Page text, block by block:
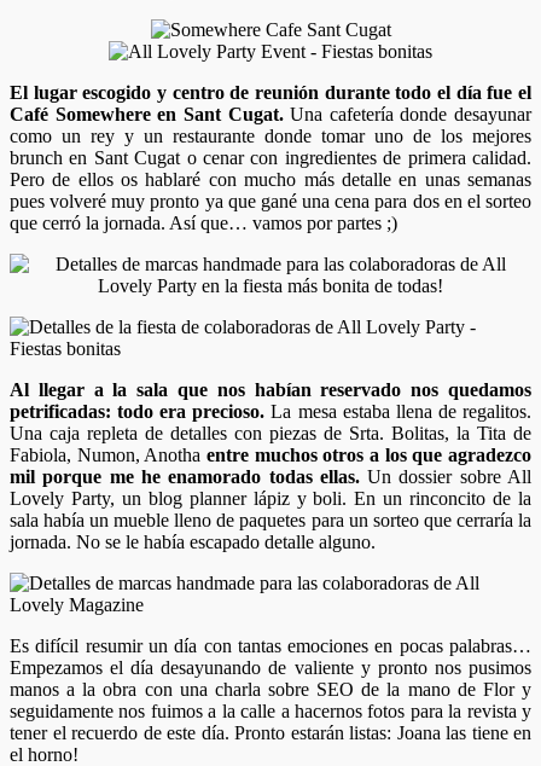
El lugar escogido y centro de reunión durante todo el día fue el
Café Somewhere en Sant Cugat.Una cafetería donde desayunar
como un rey y un restaurante donde tomar uno de los mejores
brunch en Sant Cugat o cenar con ingredientes de primera calidad.
Pero de ellos os hablaré con mucho más detalle en unas semanas
pues volveré muy pronto ya que gané una cena para dos en el sorteo
que cerró la jornada. Así que… vamos por partes ;)
Al llegar a la sala que nos habían reservado nos quedamos
petrificadas: todo era precioso. La mesa estaba llena de regalitos.
Una caja repleta de detalles con piezas de Srta. Bolitas, la Tita de
Fabiola, Numon, Anotha entre muchos otros a los que agradezco
mil porque me he enamorado todas ellas.Un dossier sobre All
Lovely Party, un blog planner lápiz y boli. En un rinconcito de la
sala había un mueble lleno de paquetes para un sorteo que cerraría la
jornada. No se le había escapado detalle alguno.
Es difícil resumir un día con tantas emociones en pocas palabras…
Empezamos el día desayunando de valiente y pronto nos pusimos
manos a la obra con una charla sobre SEO de la mano de Flor y
seguidamente nos fuimos a la calle a hacernos fotos para la revista y
tener el recuerdo de este día. Pronto estarán listas: Joana las tiene en
el horno!